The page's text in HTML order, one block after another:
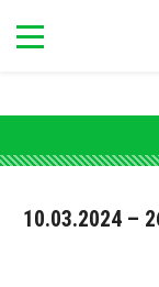
10.03.2024 –